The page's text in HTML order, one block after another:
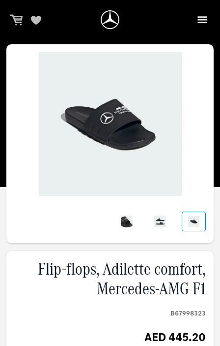
Flip-flops, Adilette comfort,
Mercedes-AMG F1
B67998323
AED 445.20